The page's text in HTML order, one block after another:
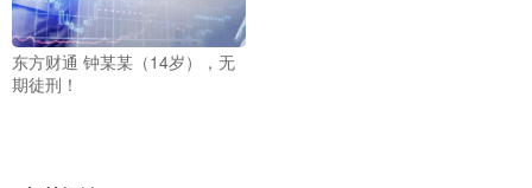
东方财通 钟某某（14岁），无
期徒刑！